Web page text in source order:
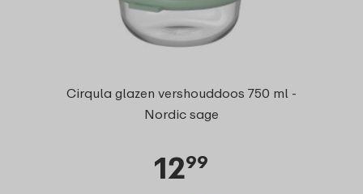
Cirqula glazen vershouddoos 750 ml -
Nordic sage
1299